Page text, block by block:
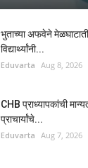
भुताच्या अफवेने
विद्यार्थ्यांनी...
Eduvarta Aug 8, 2026
CHB प्राध्यापकांची
प्राचार्यांचे...
Eduvarta Aug 7, 2026